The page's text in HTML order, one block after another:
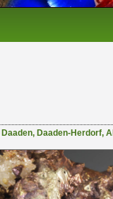
Daaden, Daaden-Herdorf,